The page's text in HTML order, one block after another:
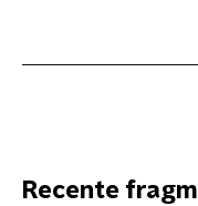
Recente